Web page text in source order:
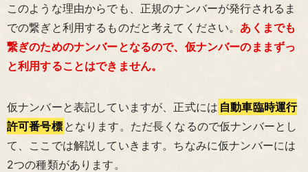
このような理由からでも、正規のナンバーが発行されるま
での繋ぎと利用するものだと考えてください。 あくまでも
繋ぎのためのナンバーとなるので、仮ナンバーのままずっ
と利用することはできません。
仮ナンバーと表記していますが、正式には 自動車臨時運行
許可番号標 となります。ただ長くなるので仮ナンバーとし
て、ここでは解説していきます。ちなみに仮ナンバーには
2つの種類があります。